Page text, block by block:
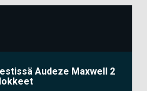
Audeze Maxwell 2